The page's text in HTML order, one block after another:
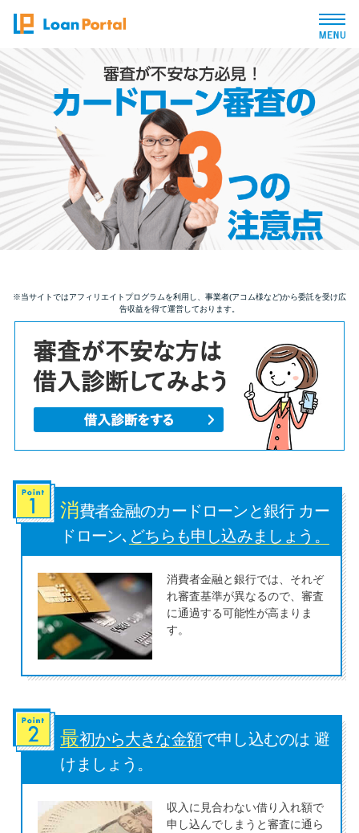
トップページ
おすすめコンテンツ
総合人気ランキング
とにかくすぐ借りたい方向け
審査が不安な方向け
便利なコンテンツ
カードローン診断
特集ページ
リボ払いをそのまま払いきると
損！
カードローンの見直しで40万円
得した話
ードローン
特集ページ一覧
種類や特徴で探す
※当サイトではアフィリエイトプログラムを利用し、事業者(アコム様など)から委託を受け広
告収益を得て運営しております。
消費者金融のカードローンと銀行 カー
ドローン､ どちらも申し込みましょう。
消費者金融と銀行では、それぞ
れ審査基準が異なるので、審査
に通過する可能性が高まりま
す。
最初から大きな金額で申し込むのは 避
けましょう。
収入に見合わない借り入れ額で
申し込んでしまうと審査に通ら